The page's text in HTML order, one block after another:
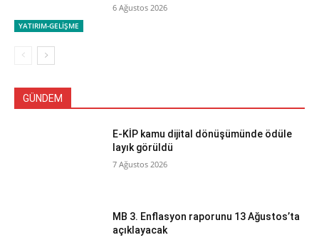
YATIRIM-GELİŞME
6 Ağustos 2026
GÜNDEM
E-KİP kamu dijital dönüşümünde ödüle
layık görüldü
7 Ağustos 2026
MB 3. Enflasyon raporunu 13 Ağustos’ta
açıklayacak